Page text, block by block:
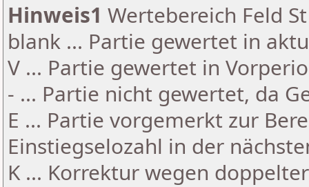
Hinweis1 Wertebereich Feld
blank ... Partie gewertet in
V ... Partie gewertet in
- ... Partie nicht gewertet, da
E ... Partie vorgemerkt zur
Einstiegselozahl in der
K ... Korrektur wegen